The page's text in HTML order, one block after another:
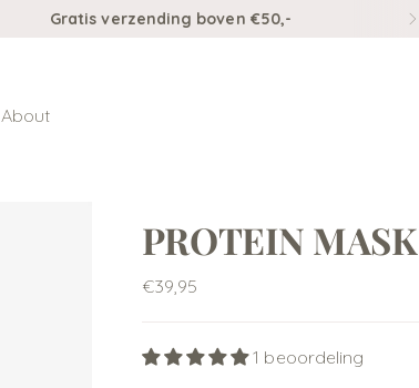
Gratis verzending boven €50,-
About
PROTEIN MASK
Normale
€39,95
1 beoordeling